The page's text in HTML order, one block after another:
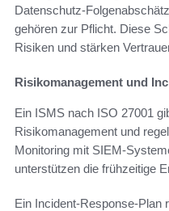
Datenschutz-
gehören zur Pflicht. Diese
Risiken und stärken
Risikomanagement und
Ein ISMS nach ISO 27001
Risikomanagement und
Monitoring mit SIEM-
unterstützen die frühzeitige
Ein Incident-Response-Plan